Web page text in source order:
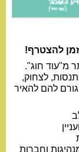
להצטרף!
מ"עוד חוג".
לצחוק,
להם להאיר
וחברות